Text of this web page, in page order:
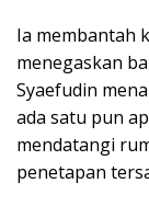
Ia membantah
menegaskan
Syaefudin
ada satu pun
mendatangi
penetapan